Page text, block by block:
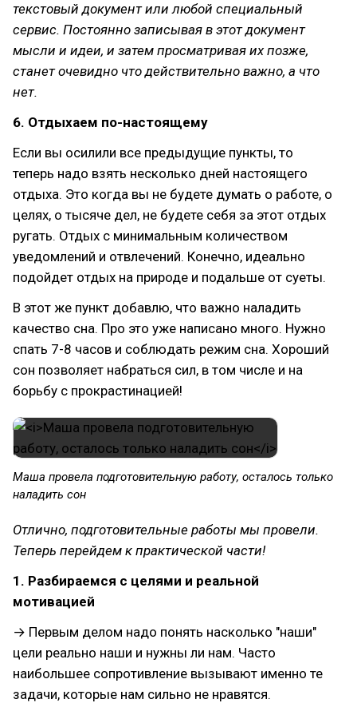
текстовый документ или любой специальный
сервис. Постоянно записывая в этот документ
мысли и идеи, и затем просматривая их позже,
станет очевидно что действительно важно, а что
нет.
6. Отдыхаем по-настоящему
Если вы осилили все предыдущие пункты, то
теперь надо взять несколько дней настоящего
отдыха. Это когда вы не будете думать о работе, о
целях, о тысяче дел, не будете себя за этот отдых
ругать. Отдых с минимальным количеством
уведомлений и отвлечений. Конечно, идеально
подойдет отдых на природе и подальше от суеты.
В этот же пункт добавлю, что важно наладить
качество сна. Про это уже написано много. Нужно
спать 7-8 часов и соблюдать режим сна. Хороший
сон позволяет набраться сил, в том числе и на
борьбу с прокрастинацией!
Маша провела подготовительную работу, осталось только
наладить сон
Отлично, подготовительные работы мы провели.
Теперь перейдем к практической части!
1. Разбираемся с целями и реальной
мотивацией
→ Первым делом надо понять насколько "наши"
цели реально наши и нужны ли нам. Часто
наибольшее сопротивление вызывают именно те
задачи, которые нам сильно не нравятся.